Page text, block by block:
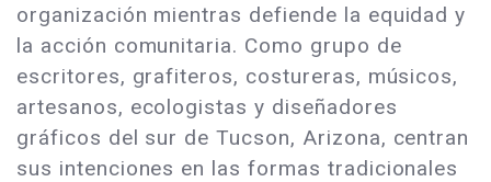
organización mientras defiende la equidad y
la acción comunitaria. Como grupo de
escritores, grafiteros, costureras, músicos,
artesanos, ecologistas y diseñadores
gráficos del sur de Tucson, Arizona, centran
sus intenciones en las formas tradicionales